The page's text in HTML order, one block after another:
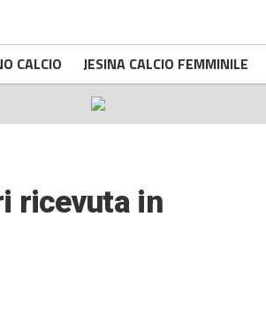
CALCIO JESINA CALCIO FEMMINILE
ricevuta in